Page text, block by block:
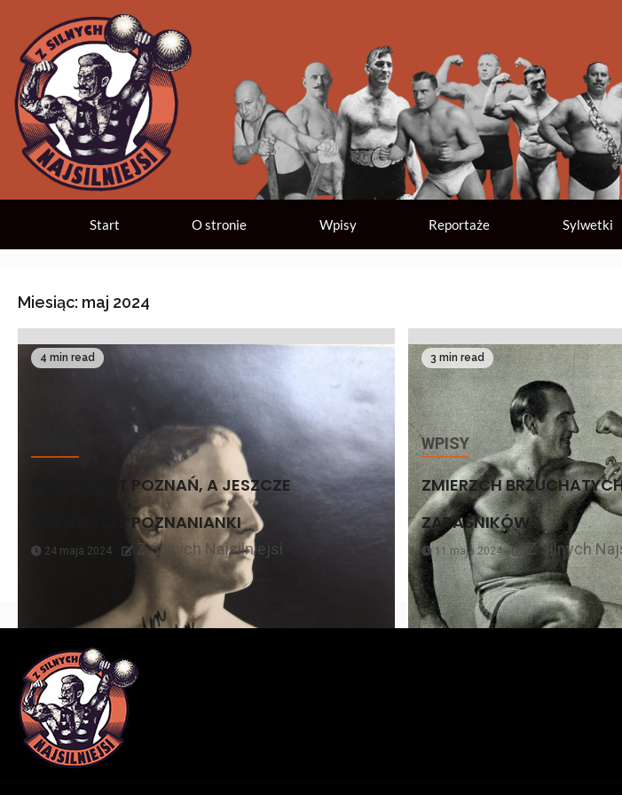
Start O stronie Wpisy Reportaże Sylwetki
Miesiąc: maj 2024
4 min read
PIĘKNY JEST POZNAŃ, A JESZCZE
PIĘKNIEJSZE POZNANIANKI
24 maja 2024 Z Silnych Najsilniejsi
3 min read
WPISY
ZMIERZCH
ZAPAŚNIKÓW
11 maja 2024 Z Silnych